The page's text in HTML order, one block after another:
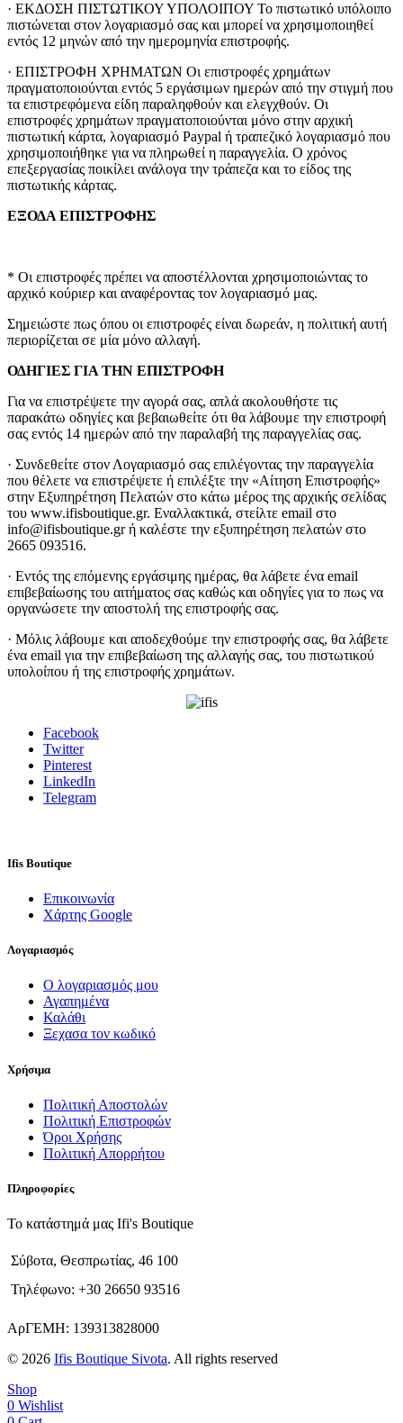
· ΕΚΔΟΣΗ ΠΙΣΤΩΤΙΚΟΥ ΥΠΟΛΟΙΠΟΥ Το πιστωτικό υπόλοιπο
πιστώνεται στον λογαριασμό σας και μπορεί να χρησιμοποιηθεί
εντός 12 μηνών από την ημερομηνία επιστροφής.
· ΕΠΙΣΤΡΟΦΗ ΧΡΗΜΑΤΩΝ Οι επιστροφές χρημάτων
πραγματοποιούνται εντός 5 εργάσιμων ημερών από την στιγμή που
τα επιστρεφόμενα είδη παραληφθούν και ελεγχθούν. Οι
επιστροφές χρημάτων πραγματοποιούνται μόνο στην αρχική
πιστωτική κάρτα, λογαριασμό Paypal ή τραπεζικό λογαριασμό που
χρησιμοποιήθηκε για να πληρωθεί η παραγγελία. Ο χρόνος
επεξεργασίας ποικίλει ανάλογα την τράπεζα και το είδος της
πιστωτικής κάρτας.
ΕΞΟΔΑ ΕΠΙΣΤΡΟΦΗΣ
* Οι επιστροφές πρέπει να αποστέλλονται χρησιμοποιώντας το
αρχικό κούριερ και αναφέροντας τον λογαριασμό μας.
Σημειώστε πως όπου οι επιστροφές είναι δωρεάν, η πολιτική αυτή
περιορίζεται σε μία μόνο αλλαγή.
ΟΔΗΓΙΕΣ ΓΙΑ ΤΗΝ ΕΠΙΣΤΡΟΦΗ
Για να επιστρέψετε την αγορά σας, απλά ακολουθήστε τις
παρακάτω οδηγίες και βεβαιωθείτε ότι θα λάβουμε την επιστροφή
σας εντός 14 ημερών από την παραλαβή της παραγγελίας σας.
· Συνδεθείτε στον Λογαριασμό σας επιλέγοντας την παραγγελία
που θέλετε να επιστρέψετε ή επιλέξτε την «Αίτηση Επιστροφής»
στην Εξυπηρέτηση Πελατών στο κάτω μέρος της αρχικής σελίδας
του www.ifisboutique.gr. Εναλλακτικά, στείλτε email στο
info@ifisboutique.gr ή καλέστε την εξυπηρέτηση πελατών στο
2665 093516.
· Εντός της επόμενης εργάσιμης ημέρας, θα λάβετε ένα email
επιβεβαίωσης του αιτήματος σας καθώς και οδηγίες για το πως να
οργανώσετε την αποστολή της επιστροφής σας.
· Μόλις λάβουμε και αποδεχθούμε την επιστροφής σας, θα λάβετε
ένα email για την επιβεβαίωση της αλλαγής σας, του πιστωτικού
υπολοίπου ή της επιστροφής χρημάτων.
Facebook
Twitter
Pinterest
LinkedIn
Telegram
Ifis Boutique
Επικοινωνία
Χάρτης Google
Λογαριασμός
Ο λογαριασμός μου
Αγαπημένα
Καλάθι
Ξεχασα τον κωδικό
Χρήσιμα
Πολιτική Αποστολών
Πολιτική Επιστροφών
Όροι Χρήσης
Πολιτική Απορρήτου
Πληροφορίες
Το κατάστημά μας Ifi's Boutique
Σύβοτα, Θεσπρωτίας, 46 100
Τηλέφωνο: +30 26650 93516
ΑρΓΕΜΗ: 139313828000
© 2026 Ifis Boutique Sivota. All rights reserved
Shop
0 Wishlist